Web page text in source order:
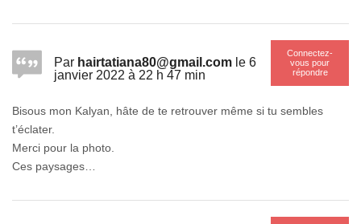
Par hairtatiana80@gmail.com le 6
janvier 2022 à 22 h 47 min
Connectez-
vous pour
répondre
Bisous mon Kalyan, hâte de te retrouver même si tu sembles
t’éclater.
Merci pour la photo.
Ces paysages…